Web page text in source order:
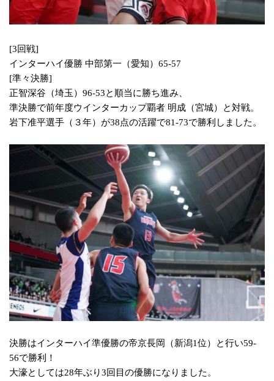
[3回戦]
インターハイ優勝 中部第一（愛知）65-57
[準々決勝]
正智深谷（埼玉）96-53と順当に勝ち進み、
準決勝で前年度ウインターカップ覇者 明成（宮城）と対戦。
岩下准平選手（３年）が38点の活躍で81-73で勝利しました。
決勝はインターハイ準優勝の帝京長岡（新潟1位）と行い59-
56で勝利！
大濠としては28年ぶり3回目の優勝になりました。